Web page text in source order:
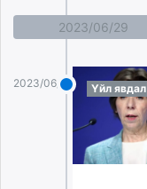
2023/06/29
2023/06/29 Үйл явдал